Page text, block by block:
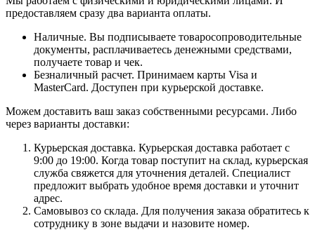
предоставляем сразу два варианта оплаты.
Наличные. Вы подписываете товаросопроводительные
документы, расплачиваетесь денежными средствами,
получаете товар и чек.
Безналичный расчет. Принимаем карты Visa и
MasterCard. Доступен при курьерской доставке.
Можем доставить ваш заказ собственными ресурсами. Либо
через варианты доставки:
Курьерская доставка. Курьерская доставка работает с
9:00 до 19:00. Когда товар поступит на склад, курьерская
служба свяжется для уточнения деталей. Специалист
предложит выбрать удобное время доставки и уточнит
адрес.
Самовывоз со склада. Для получения заказа обратитесь к
сотруднику в зоне выдачи и назовите номер.